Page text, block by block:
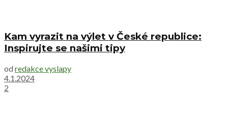
Kam vyrazit na výlet v České republice:
Inspirujte se našimi tipy
od redakce vyslapy
4.1.2024
2